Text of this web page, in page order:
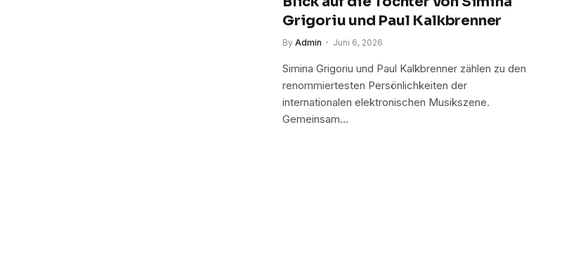
Grigoriu und Paul Kalkbrenner
By Admin Juni 6, 2026
Simina Grigoriu und Paul Kalkbrenner zählen zu den
renommiertesten Persönlichkeiten der
internationalen elektronischen Musikszene.
Gemeinsam…